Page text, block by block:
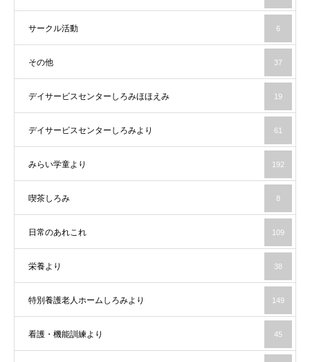
サークル活動 6
その他 37
デイサービスセンターしろみほほえみ 19
デイサービスセンターしろみより 61
みらい学童より 192
喫茶しろみ 8
日常のあれこれ 109
栄養より 38
特別養護老人ホームしろみより 149
看護・機能訓練より 45